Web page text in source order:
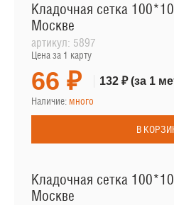
Кладочная сетка
Москве
артикул: 5897
Цена за 1 карту
66 ₽ 132 ₽(за 1
Наличие: много
В
Кладочная сетка
Москве